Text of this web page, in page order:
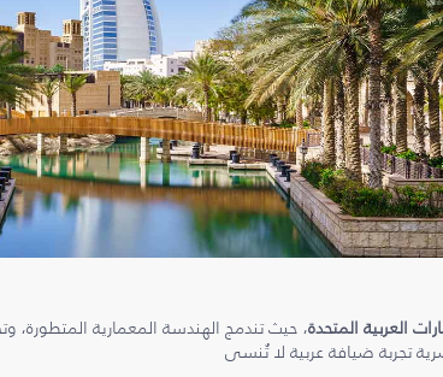
العربية المتحدة، حيث تندمج الهندسة المعمارية المتطورة،
تجربة ضيافة عربية لا تُنسى